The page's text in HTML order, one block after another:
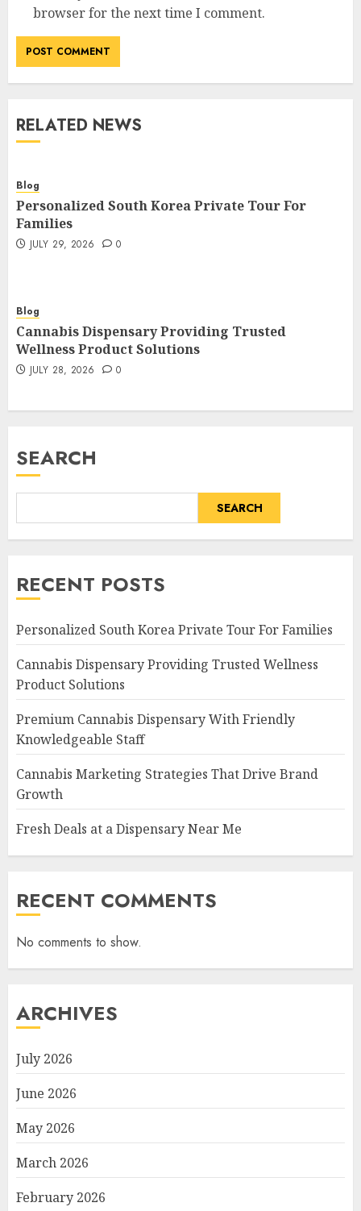
browser for the next time I comment.
RELATED NEWS
Blog
Personalized South Korea Private Tour For
Families
JULY 29, 2026 0
Blog
Cannabis Dispensary Providing Trusted
Wellness Product Solutions
JULY 28, 2026 0
SEARCH
SEARCH
RECENT POSTS
Personalized South Korea Private Tour For Families
Cannabis Dispensary Providing Trusted Wellness
Product Solutions
Premium Cannabis Dispensary With Friendly
Knowledgeable Staff
Cannabis Marketing Strategies That Drive Brand
Growth
Fresh Deals at a Dispensary Near Me
RECENT COMMENTS
No comments to show.
ARCHIVES
July 2026
June 2026
May 2026
March 2026
February 2026